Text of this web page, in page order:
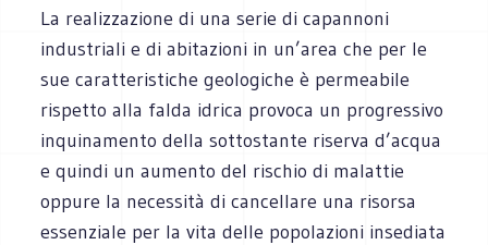
La realizzazione di una serie di capannoni
industriali e di abitazioni in un’area che per le
sue caratteristiche geologiche è permeabile
rispetto alla falda idrica provoca un progressivo
inquinamento della sottostante riserva d’acqua
e quindi un aumento del rischio di malattie
oppure la necessità di cancellare una risorsa
essenziale per la vita delle popolazioni insediata